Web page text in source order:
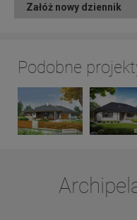
Załóż nowy dziennik
Podobne